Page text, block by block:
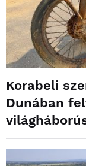
Korabeli
Dunában